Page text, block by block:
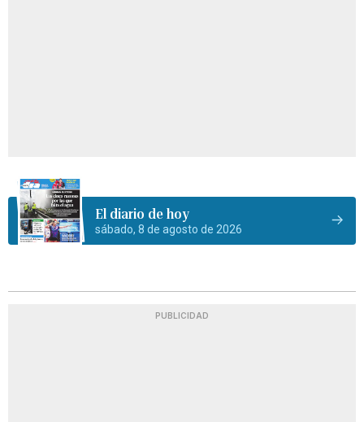
El diario de hoy
sábado, 8 de agosto de 2026
PUBLICIDAD